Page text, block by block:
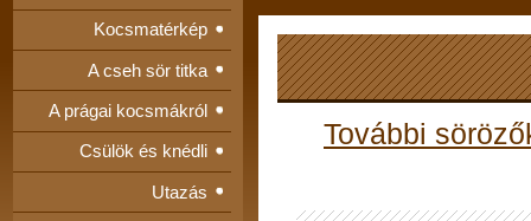
Kocsmatérkép
A cseh sör titka
A prágai kocsmákról
Csülök és knédli
Utazás
További